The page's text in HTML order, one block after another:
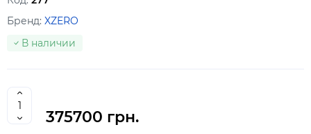
Бренд: XZERO
В наличии
375700 грн.